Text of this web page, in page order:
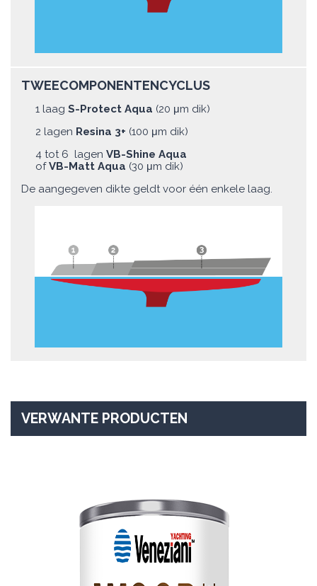
TWEECOMPONENTENCYCLUS
1 laag S-Protect Aqua (20 μm dik)
2 lagen Resina 3+ (100 μm dik)
4 tot 6 lagen VB-Shine Aqua
ofVB-Matt Aqua (30 μm dik)
De aangegeven dikte geldt voor één enkele laag.
VERWANTE PRODUCTEN